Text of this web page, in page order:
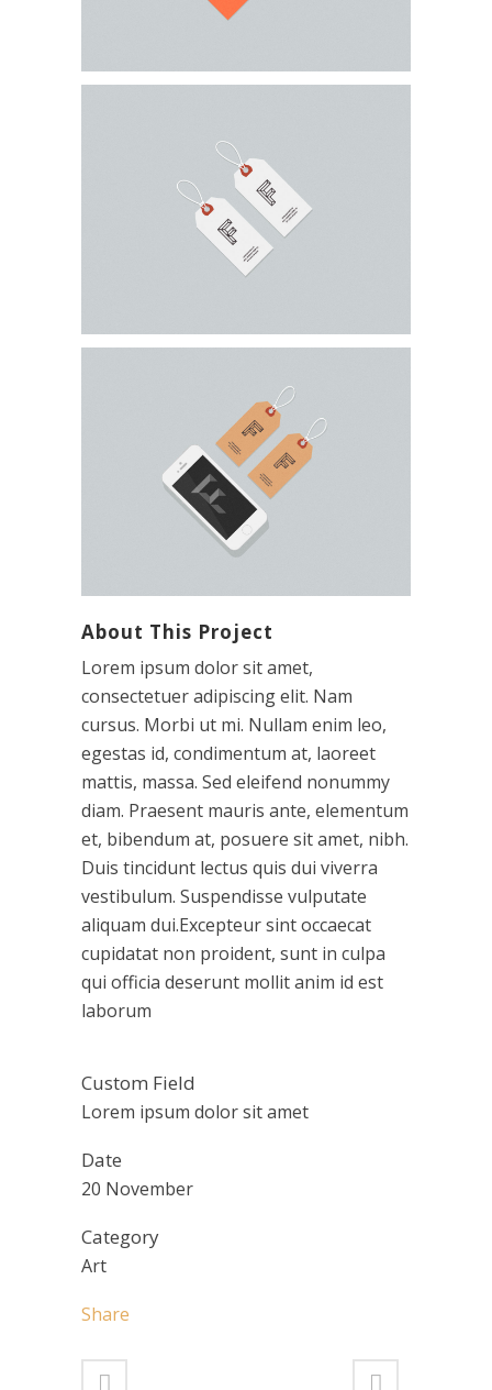
About This Project
Lorem ipsum dolor sit amet,
consectetuer adipiscing elit. Nam
cursus. Morbi ut mi. Nullam enim leo,
egestas id, condimentum at, laoreet
mattis, massa. Sed eleifend nonummy
diam. Praesent mauris ante, elementum
et, bibendum at, posuere sit amet, nibh.
Duis tincidunt lectus quis dui viverra
vestibulum. Suspendisse vulputate
aliquam dui.Excepteur sint occaecat
cupidatat non proident, sunt in culpa
qui officia deserunt mollit anim id est
laborum
Custom Field
Lorem ipsum dolor sit amet
Date
20 November
Category
Art
Share